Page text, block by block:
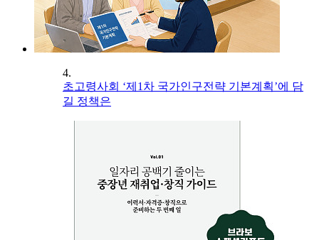
4.
초고령사회 ‘제1차 국가인구전략 기본계획’에 담
길 정책은